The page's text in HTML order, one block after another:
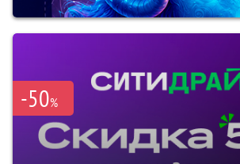
-50%